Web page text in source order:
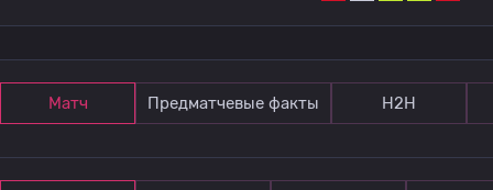
Матч Предматчевые факты Н2Н